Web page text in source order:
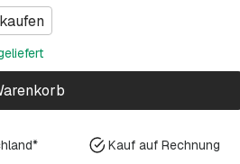
Kauf auf Rechnung